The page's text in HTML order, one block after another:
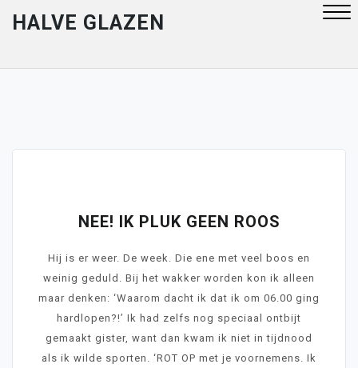
HALVE GLAZEN
NEE! IK PLUK GEEN ROOS
Hij is er weer. De week. Die ene met veel boos en
weinig geduld. Bij het wakker worden kon ik alleen
maar denken: ‘Waarom dacht ik dat ik om 06.00 ging
hardlopen?!’ Ik had zelfs nog speciaal ontbijt
gemaakt gister, want dan kwam ik niet in tijdnood
als ik wilde sporten. ‘ROT OP met je voornemens. Ik